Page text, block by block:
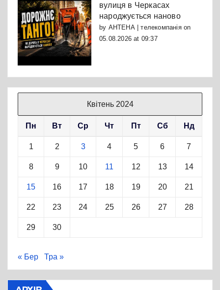
вулиця в Черкасах
народжується наново
by АНТЕНА | телекомпаніяon
05.08.2026 at 09:37
Квітень 2024
Пн Вт Ср Чт Пт Сб Нд
1 2 3 4 5 6 7
8 9 10 11 12 13 14
15 16 17 18 19 20 21
22 23 24 25 26 27 28
29 30
« Бер Тра »